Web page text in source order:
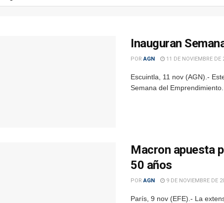
Inauguran
POR AGN 11 DE NOVIEMBRE DE
Escuintla, 11 nov (AGN).-
Semana del
Macron apuesta
50 años
POR AGN 9 DE NOVIEMBRE DE
París, 9 nov (EFE).- La